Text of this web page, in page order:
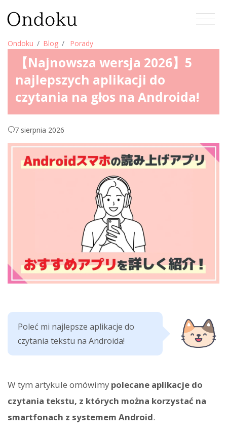
Ondoku Blog Porady
【Najnowsza wersja 2026】5
najlepszych aplikacji do
czytania na głos na Androida!
7 sierpnia 2026
Poleć mi najlepsze aplikacje do
czytania tekstu na Androida!
W tym artykule omówimy polecane aplikacje do
czytania tekstu, z których można korzystać na
smartfonach z systemem Android.